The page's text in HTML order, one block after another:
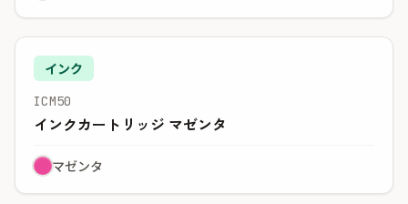
インク
ICM50
インクカートリッジ マゼンタ
マゼンタ